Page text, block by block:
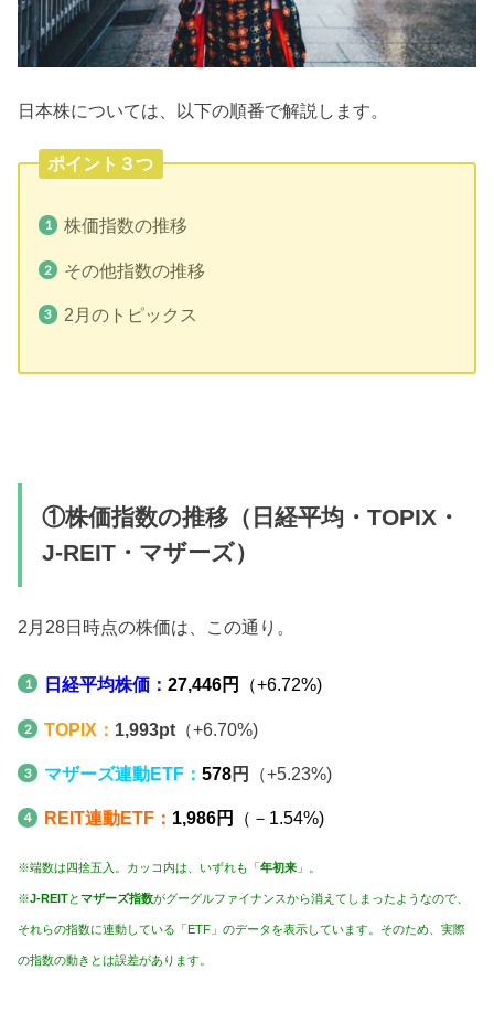
日本株については、以下の順番で解説します。
ポイント３つ
株価指数の推移
その他指数の推移
2月のトピックス
①株価指数の推移（日経平均・TOPIX・
J-REIT・マザーズ）
2月28日時点の株価は、この通り。
日経平均株価： 27,446円 （+6.72%)
TOPIX： 1,993pt（+6.70%)
マザーズ連動ETF： 578円 （+5.23%)
REIT連動ETF： 1,986円 （－1.54%)
※端数は四捨五入。カッコ内は、いずれも「年初来 」。
※J-REITとマザーズ指数がグーグルファイナンスから消えてしまったようなので、
それらの指数に連動している「ETF」のデータを表示しています。そのため、実際
の指数の動きとは誤差があります。